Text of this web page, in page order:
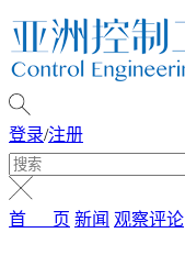
登录/注册
首 页 新闻 观察评论